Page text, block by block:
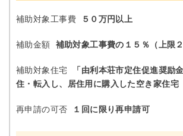
補助対象工事費 ５０万円以上
補助金額 補助対象工事費の１５％（上限２
補助対象住宅
「由利本荘市定住促進奨励
住・転入し、居住用に購入した空き家住宅
再申請の可否 １回に限り再申請可